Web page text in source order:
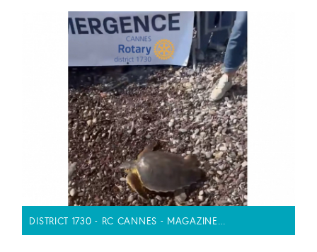
DISTRICT 1730 - RC CANNES - MAGAZINE…